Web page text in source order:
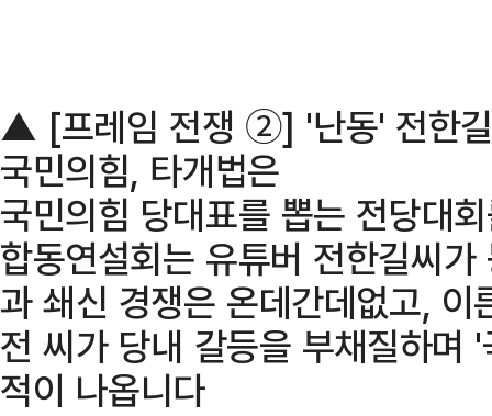
▲ [프레임 전쟁 ②] '난동' 전한
국민의힘, 타개법은
국민의힘 당대표를 뽑는 전당대
합동연설회는 유튜버 전한길씨
과 쇄신 경쟁은 온데간데없고,
전 씨가 당내 갈등을 부채질하며
적이 나옵니다